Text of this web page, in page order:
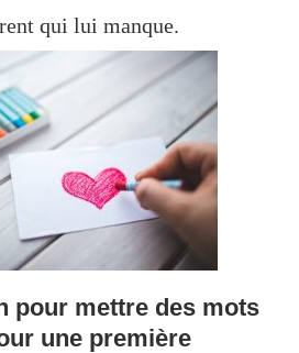
qui lui manque.
pour mettre des mots
une première